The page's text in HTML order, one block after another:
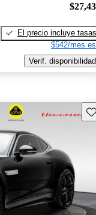
El precio incluye tasas
$542/mes
Verif. disponibilidad